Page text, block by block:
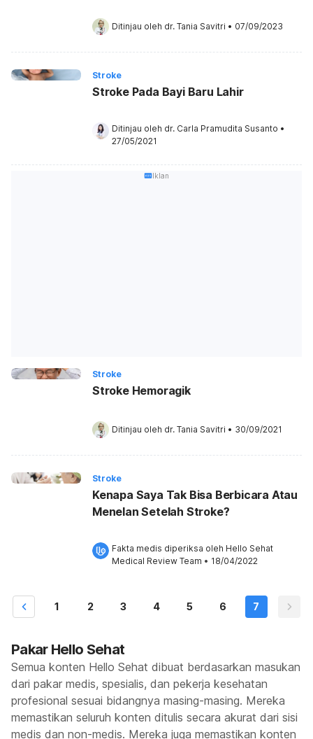
Ditinjau oleh dr. Tania Savitri • 07/09/2023
Stroke
Stroke Pada Bayi Baru Lahir
Ditinjau oleh dr. Carla Pramudita Susanto •
27/05/2021
Iklan
Stroke
Stroke Hemoragik
Ditinjau oleh dr. Tania Savitri • 30/09/2021
Stroke
Kenapa Saya Tak Bisa Berbicara Atau
Menelan Setelah Stroke?
Fakta medis diperiksa oleh Hello Sehat
Medical Review Team • 18/04/2022
1 2 3 4 5 6 7
Pakar Hello Sehat
Semua konten Hello Sehat dibuat berdasarkan masukan
dari pakar medis, spesialis, dan pekerja kesehatan
profesional sesuai bidangnya masing-masing. Mereka
memastikan seluruh konten ditulis secara akurat dari sisi
medis dan non-medis. Mereka juga memastikan konten